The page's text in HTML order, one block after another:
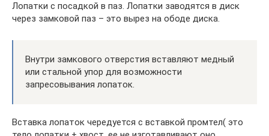
Лопатки с посадкой в паз. Лопатки заводятся в диск
через замковой паз – это вырез на ободе диска.
Внутри замкового отверстия вставляют медный
или стальной упор для возможности
запресовывания лопаток.
Вставка лопаток чередуется с вставкой промтел( это